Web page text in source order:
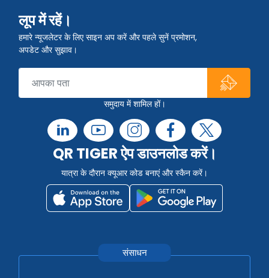
लूप में रहें।
हमारे न्यूजलेटर के लिए साइन अप करें और पहले सुनें प्रमोशन,
अपडेट और सुझाव।
समुदाय में शामिल हों।
QR TIGER ऐप डाउनलोड करें।
यात्रा के दौरान क्यूआर कोड बनाएं और स्कैन करें।
संसाधन